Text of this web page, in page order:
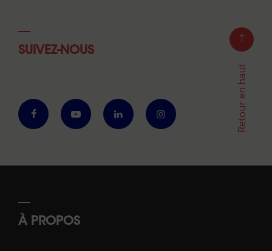
SUIVEZ-NOUS
Retour en haut
À PROPOS